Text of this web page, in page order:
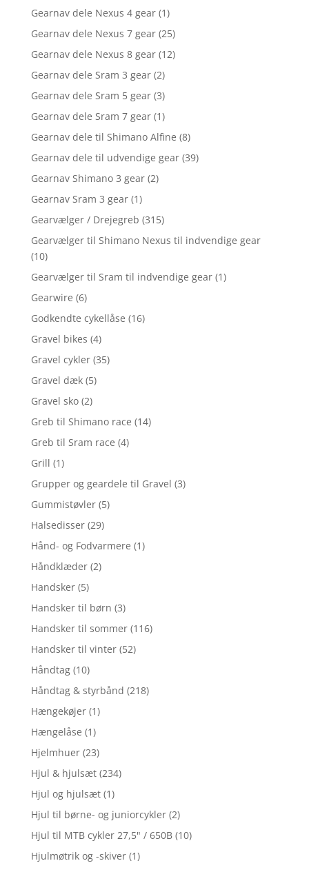
Gearnav dele Nexus 4 gear (1)
Gearnav dele Nexus 7 gear (25)
Gearnav dele Nexus 8 gear (12)
Gearnav dele Sram 3 gear (2)
Gearnav dele Sram 5 gear (3)
Gearnav dele Sram 7 gear (1)
Gearnav dele til Shimano Alfine (8)
Gearnav dele til udvendige gear (39)
Gearnav Shimano 3 gear (2)
Gearnav Sram 3 gear (1)
Gearvælger / Drejegreb (315)
Gearvælger til Shimano Nexus til indvendige gear
(10)
Gearvælger til Sram til indvendige gear (1)
Gearwire (6)
Godkendte cykellåse (16)
Gravel bikes (4)
Gravel cykler (35)
Gravel dæk (5)
Gravel sko (2)
Greb til Shimano race (14)
Greb til Sram race (4)
Grill (1)
Grupper og geardele til Gravel (3)
Gummistøvler (5)
Halsedisser (29)
Hånd- og Fodvarmere (1)
Håndklæder (2)
Handsker (5)
Handsker til børn (3)
Handsker til sommer (116)
Handsker til vinter (52)
Håndtag (10)
Håndtag & styrbånd (218)
Hængekøjer (1)
Hængelåse (1)
Hjelmhuer (23)
Hjul & hjulsæt (234)
Hjul og hjulsæt (1)
Hjul til børne- og juniorcykler (2)
Hjul til MTB cykler 27,5" / 650B (10)
Hjulmøtrik og -skiver (1)